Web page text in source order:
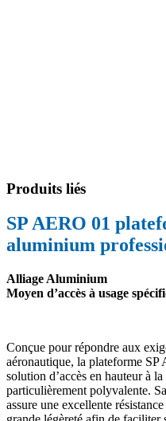
Produits liés
SP AERO 01
aluminium
Alliage Aluminium
Moyen d’accès à usage
Conçue pour répondre aux
aéronautique, la plateforme
solution d’accès en hauteur à
particulièrement polyvalente.
assure une excellente